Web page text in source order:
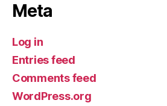
Meta
Log in
Entries feed
Comments feed
WordPress.org